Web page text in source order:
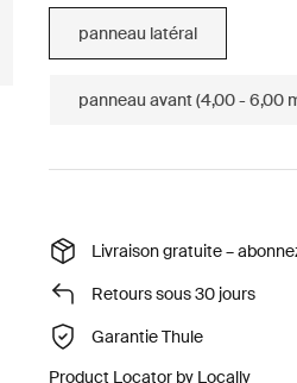
panneau latéral
panneau avant (4,00 - 6,00
Livraison gratuite –
Retours sous 30 jours
Garantie Thule
Product Locator by Locally